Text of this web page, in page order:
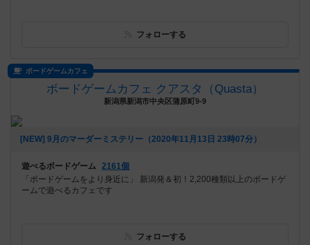
フォローする
ボードゲームカフェ
ボードゲームカフェ クアスタ（Quasta）
新潟県新潟市中央区蒲原町9-9
[NEW] 9月のマーダーミステリー（2020年11月13日 23時07分）
遊べるボードゲーム 2161個
「ボードゲームをより身近に」 新潟発＆初！2,200種類以上のボードゲ
ームで遊べるカフェです
フォローする